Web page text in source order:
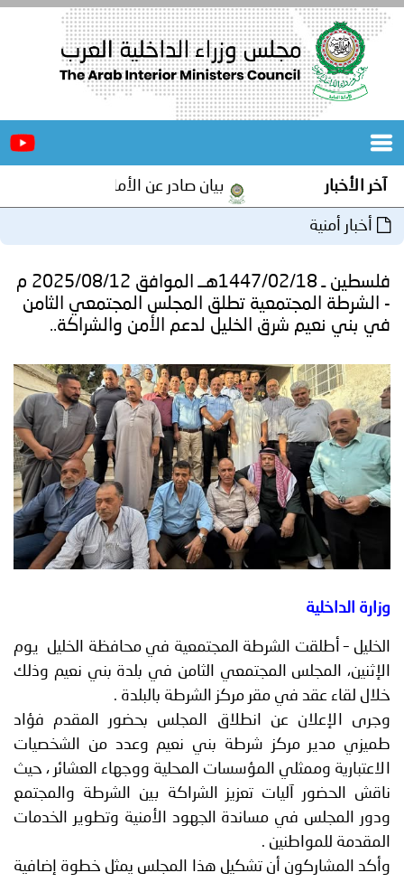
الرئيسية
المكاتب
المجلس
مؤتمرات
و
اجتماعات
جهود
و
إنجازات
برامج
توعوية
الخدمات
الإلكترونية
صور
وفيديو
مجلة
أصداء
إعلانات
نحن
اتصل
بنا
آخر الأخبار بيان صادر عن الأمانة العامة لمجلس
أخبار أمنية
فلسطين ـ 1447/02/18هــ الموافق 2025/08/12 م
- الشرطة المجتمعية تطلق المجلس المجتمعي الثامن
في بني نعيم شرق الخليل لدعم الأمن والشراكة..
وزارة الداخلية
الخليل – أطلقت الشرطة المجتمعية في محافظة الخليل يوم
الإثنين، المجلس المجتمعي الثامن في بلدة بني نعيم وذلك
خلال لقاء عقد في مقر مركز الشرطة بالبلدة .
وجرى الإعلان عن انطلاق المجلس بحضور المقدم فؤاد
طميزي مدير مركز شرطة بني نعيم وعدد من الشخصيات
الاعتبارية وممثلي المؤسسات المحلية ووجهاء العشائر ، حيث
ناقش الحضور آليات تعزيز الشراكة بين الشرطة والمجتمع
ودور المجلس في مساندة الجهود الأمنية وتطوير الخدمات
المقدمة للمواطنين .
وأكد المشاركون أن تشكيل هذا المجلس يمثل خطوة إضافية